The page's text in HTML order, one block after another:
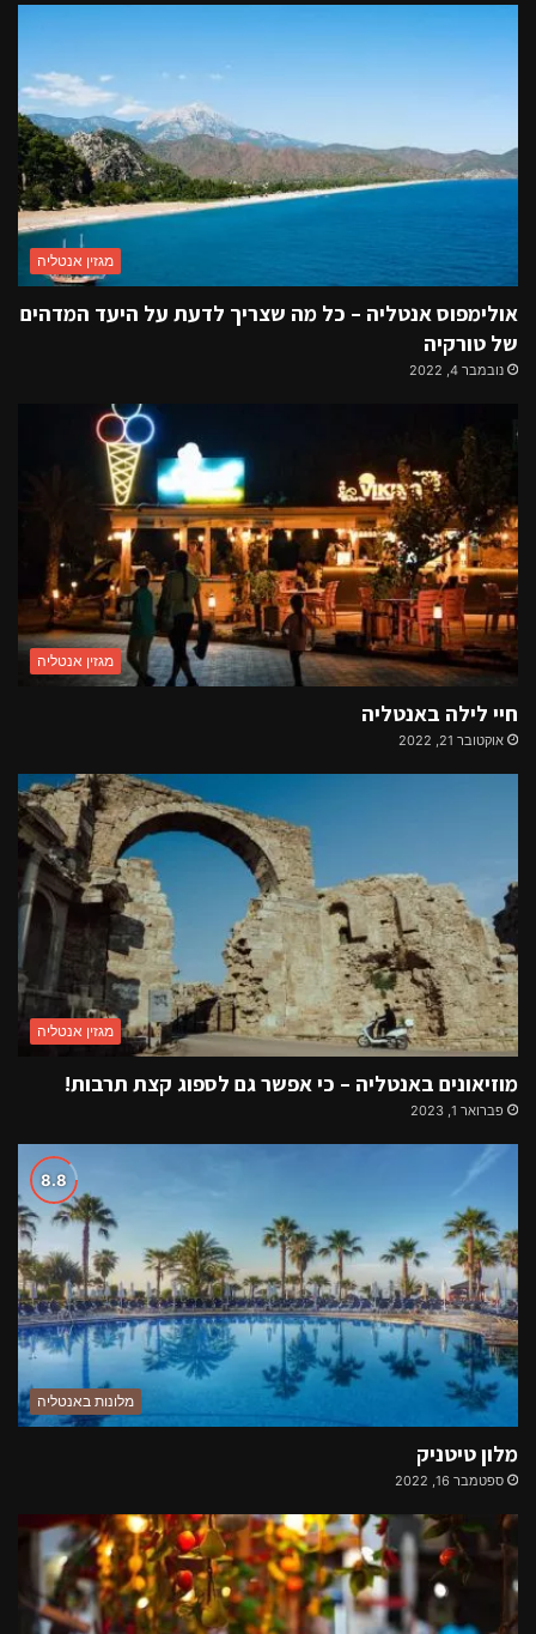
מגזין אנטליה
אולימפוס אנטליה – כל מה שצריך לדעת על היעד המדהים
של טורקיה
נובמבר 4, 2022
מגזין אנטליה
חיי לילה באנטליה
אוקטובר 21, 2022
מגזין אנטליה
מוזיאונים באנטליה – כי אפשר גם לספוג קצת תרבות!
פברואר 1, 2023
מלונות באנטליה
מלון טיטניק
ספטמבר 16, 2022